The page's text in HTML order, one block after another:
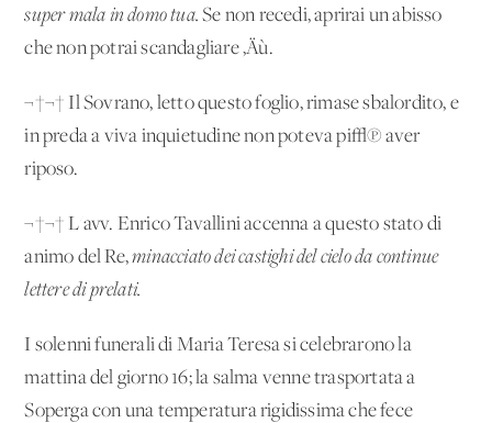
super mala in domo tua.Se non recedi, aprirai un abisso
che non potrai scandagliare ‚Äù.
¬†¬† Il Sovrano, letto questo foglio, rimase sbalordito, e
in preda a viva inquietudine non poteva pi√π aver
riposo.
¬†¬† L'avv. Enrico Tavallini accenna a questo stato di
animo del Re,minacciato dei castighi del cielo da continue
lettere di prelati.
I solenni funerali di Maria Teresa si celebrarono la
mattina del giorno 16; la salma venne trasportata a
Soperga con una temperatura rigidissima che fece